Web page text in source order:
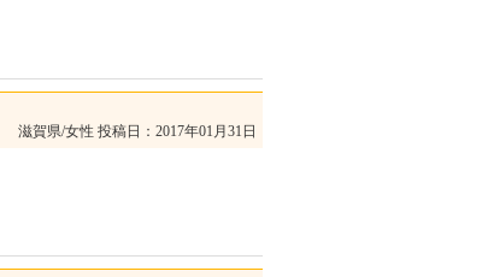
滋賀県/女性 投稿日：2017年01月31日